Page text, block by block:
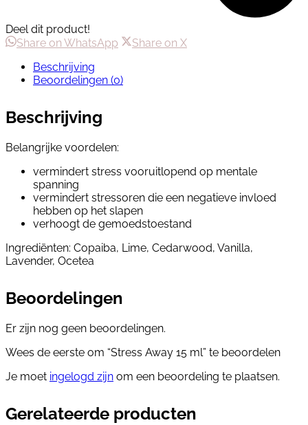
Deel dit product!
Share on WhatsApp Share
Share on XShare
Beschrijving
Beoordelingen (0)
Beschrijving
Belangrijke voordelen:
vermindert stress vooruitlopend op mentale
spanning
vermindert stressoren die een negatieve invloed
hebben op het slapen
verhoogt de gemoedstoestand
Ingrediënten: Copaiba, Lime, Cedarwood, Vanilla,
Lavender, Ocetea
Beoordelingen
Er zijn nog geen beoordelingen.
Wees de eerste om “Stress Away 15 ml” te beoordelen
Je moet ingelogd zijn om een beoordeling te plaatsen.
Gerelateerde producten